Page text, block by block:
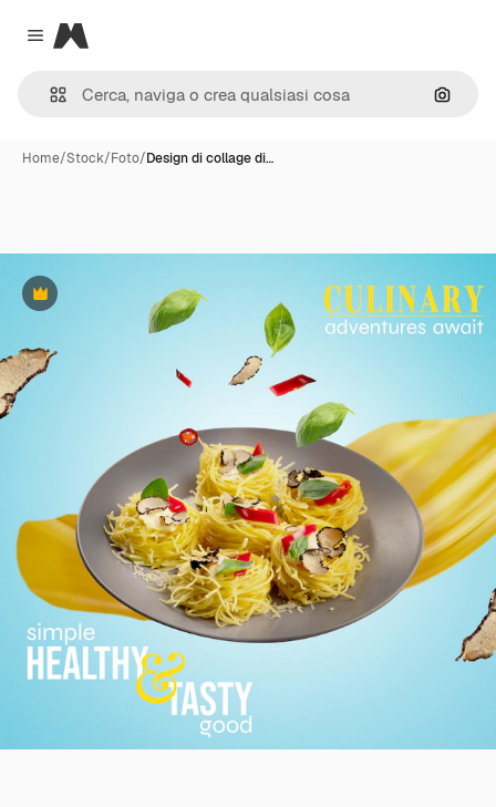
Close menu
Magnific
Cerca
Home/Stock/Foto/Design di collage di…
Premium